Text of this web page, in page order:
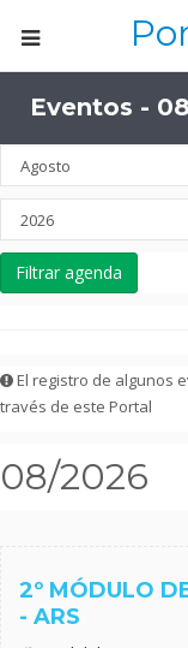
Eventos -
Filtrar agenda
El registro de algunos
través de este Portal
08/2026
2º MÓDULO
- ARS